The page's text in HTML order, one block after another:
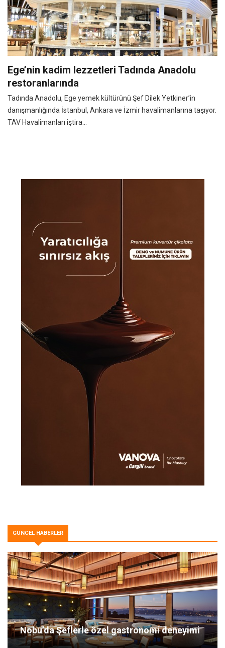
Ege’nin kadim lezzetleri Tadında Anadolu
restoranlarında
Tadında Anadolu, Ege yemek kültürünü Şef Dilek Yetkiner’in
danışmanlığında İstanbul, Ankara ve İzmir havalimanlarına taşıyor.
TAV Havalimanları iştira...
GÜNCEL HABERLER
Nobu’da Şeflerle özel gastronomi deneyimi